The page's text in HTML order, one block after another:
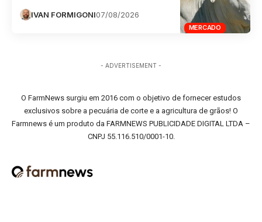
MERCADO
IVAN FORMIGONI07/08/2026
- ADVERTISEMENT -
O FarmNews surgiu em 2016 com o objetivo de fornecer estudos
exclusivos sobre a pecuária de corte e a agricultura de grãos! O
Farmnews é um produto da FARMNEWS PUBLICIDADE DIGITAL LTDA –
CNPJ 55.116.510/0001-10.